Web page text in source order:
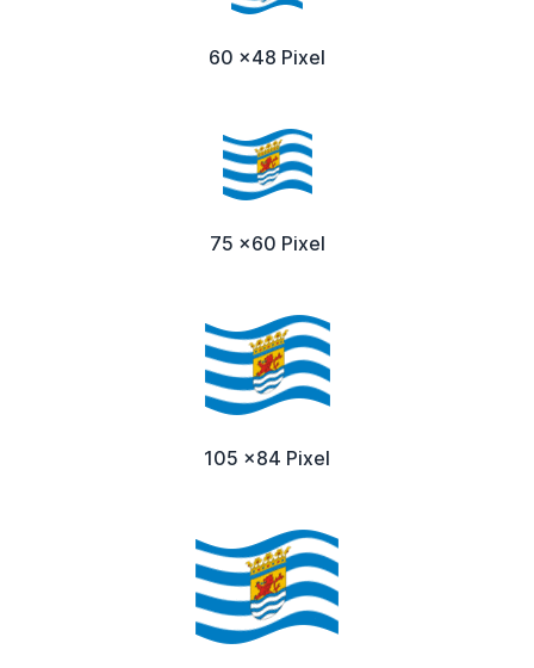
60 x48 Pixel
75 x60 Pixel
105 x84 Pixel